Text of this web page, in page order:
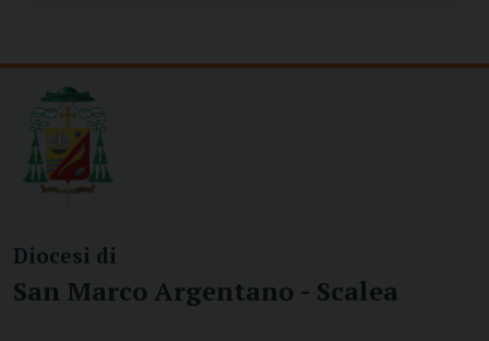
Diocesi di
San Marco Argentano - Scalea